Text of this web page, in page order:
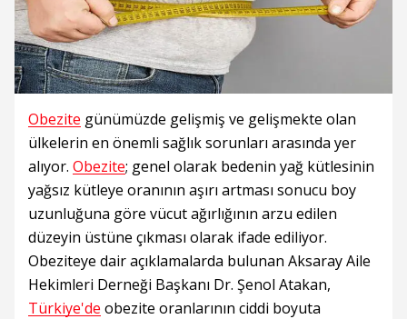
Obezite günümüzde gelişmiş ve gelişmekte olan
ülkelerin en önemli sağlık sorunları arasında yer
alıyor. Obezite; genel olarak bedenin yağ kütlesinin
yağsız kütleye oranının aşırı artması sonucu boy
uzunluğuna göre vücut ağırlığının arzu edilen
düzeyin üstüne çıkması olarak ifade ediliyor.
Obeziteye dair açıklamalarda bulunan Aksaray Aile
Hekimleri Derneği Başkanı Dr. Şenol Atakan,
Türkiye'de obezite oranlarının ciddi boyuta